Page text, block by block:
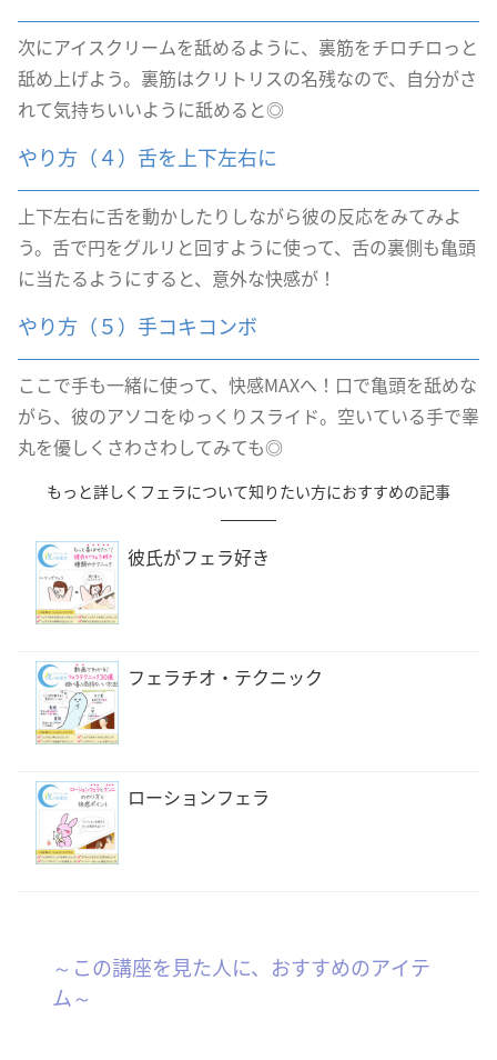
次にアイスクリームを舐めるように、裏筋をチロチロっと
舐め上げよう。裏筋はクリトリスの名残なので、自分がさ
れて気持ちいいように舐めると◎
やり方（４）舌を上下左右に
上下左右に舌を動かしたりしながら彼の反応をみてみよ
う。舌で円をグルリと回すように使って、舌の裏側も亀頭
に当たるようにすると、意外な快感が！
やり方（５）手コキコンボ
ここで手も一緒に使って、快感MAXへ！口で亀頭を舐めな
がら、彼のアソコをゆっくりスライド。空いている手で睾
丸を優しくさわさわしてみても◎
もっと詳しくフェラについて知りたい方におすすめの記事
彼氏がフェラ好き
フェラチオ・テクニック
ローションフェラ
～この講座を見た人に、おすすめのアイテ
ム～